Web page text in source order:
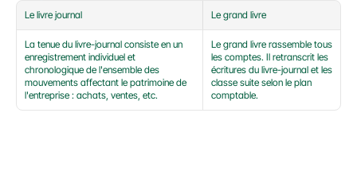
Le livre journal
Le grand livre
La tenue du livre-journal consiste en un
enregistrement individuel et
chronologique de l'ensemble des
mouvements affectant le patrimoine de
l'entreprise : achats, ventes, etc.
Le grand livre rassemble tous
les comptes. Il retranscrit les
écritures du livre-journal et les
classe suite selon le plan
comptable.